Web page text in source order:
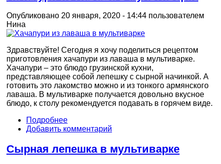
Опубликовано 20 января, 2020 - 14:44 пользователем
Нина
Здравствуйте! Сегодня я хочу поделиться рецептом
приготовления хачапури из лаваша в мультиварке.
Хачапури – это блюдо грузинской кухни,
представляющее собой лепешку с сырной начинкой. А
готовить это лакомство можно и из тонкого армянского
лаваша. В мультиварке получается довольно вкусное
блюдо, к столу рекомендуется подавать в горячем виде.
Подробнее
Добавить комментарий
Сырная лепешка в мультиварке